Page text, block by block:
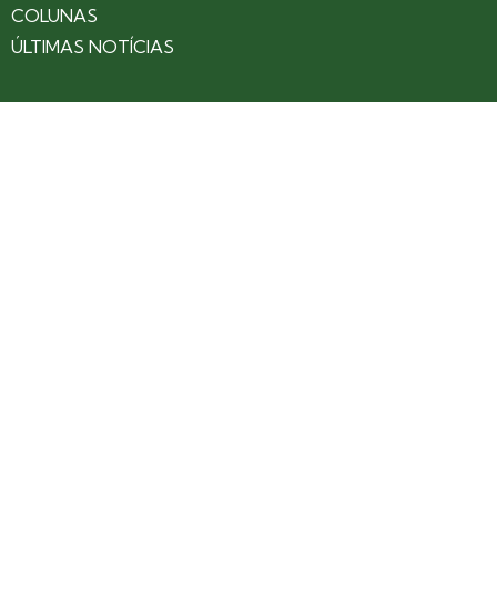
COLUNAS
ÚLTIMAS NOTÍCIAS